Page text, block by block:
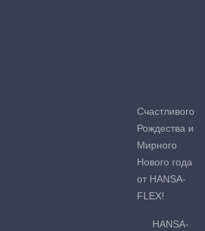
Счастливого
Рождества и
Мирного
Нового года
от HANSA-
FLEX!
HANSA-